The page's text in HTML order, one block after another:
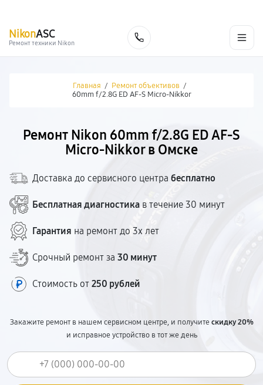
NikonASC
Ремонт техники Nikon
Главная / Ремонт объективов /
60mm f/2.8G ED AF-S Micro-Nikkor
Ремонт Nikon 60mm f/2.8G ED AF-S
Micro-Nikkor в Омске
Доставка до сервисного центра бесплатно
Бесплатная диагностика в течение 30 минут
Гарантия на ремонт до 3х лет
Срочный ремонт за 30 минут
Стоимость от 250 рублей
Закажите ремонт в нашем сервисном центре, и получитескидку 20%
и исправное устройство в тот же день